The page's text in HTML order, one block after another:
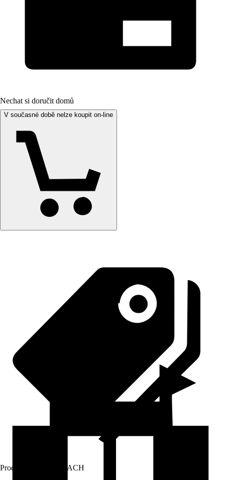
Nechat si doručit domů
V současné době nelze koupit on-line
Prodej přes: HORNBACH